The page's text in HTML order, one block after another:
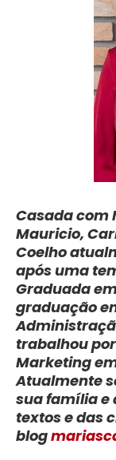
Casada com
Mauricio,
Coelho
após uma
Graduada
graduação
trabalhou
Marketing
Atualmente
sua família e
textos e das
blog